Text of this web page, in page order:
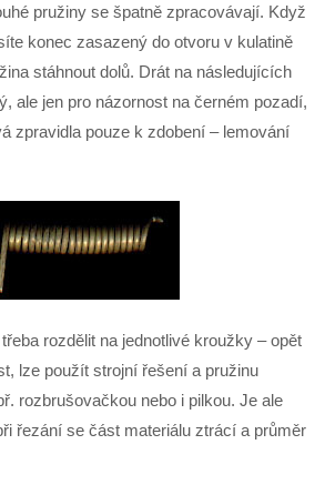
pružiny se špatně zpracovávají. Když
konec zasazený do otvoru v kulatině
stáhnout dolů. Drát na následujících
ale jen pro názornost na černém pozadí,
zpravidla pouze k zdobení – lemování
rozdělit na jednotlivé kroužky – opět
lze použít strojní řešení a pružinu
rozbrušovačkou nebo i pilkou. Je ale
řezání se část materiálu ztrácí a průměr